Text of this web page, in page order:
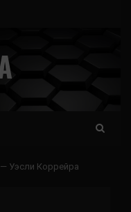
Уэсли Коррейра